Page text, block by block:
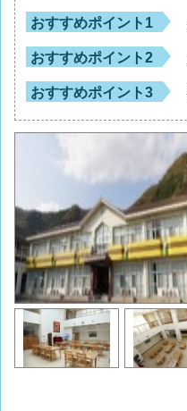
おすすめポイント1
おすすめポイント2
おすすめポイント3